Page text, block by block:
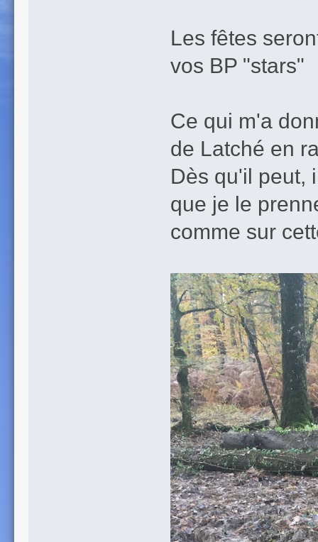
Les fêtes
vos BP "stars"
Ce qui m'a
de Latché en
Dès qu'il peut,
que je le
comme sur